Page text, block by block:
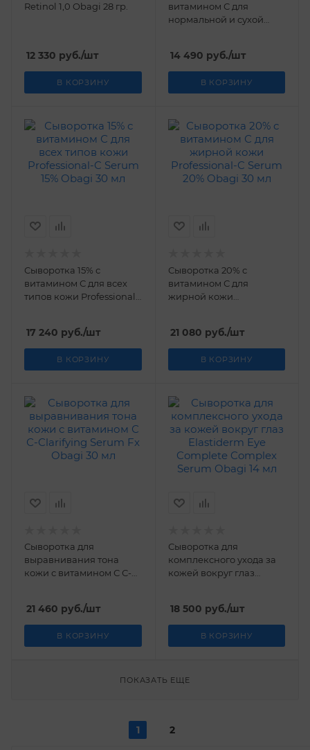
Retinol 1,0 Obagi 28 гр.
12 330 руб./шт
В КОРЗИНУ
витамином С для
нормальной и сухой
14 490 руб./шт
В КОРЗИНУ
Сыворотка 15% с
витамином С для всех
типов кожи Professional-
17 240 руб./шт
В КОРЗИНУ
Сыворотка 20% с
витамином С для
жирной кожи
21 080 руб./шт
В КОРЗИНУ
Сыворотка для
выравнивания тона
кожи с витамином С С-
21 460 руб./шт
В КОРЗИНУ
Сыворотка для
комплексного ухода за
кожей вокруг глаз
мл
18 500 руб./шт
В КОРЗИНУ
ПОКАЗАТЬ ЕЩЕ
1 2